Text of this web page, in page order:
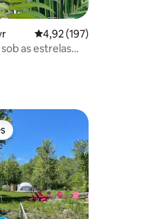
4,92 de uma avaliação
4,92 (197)
as estrelas